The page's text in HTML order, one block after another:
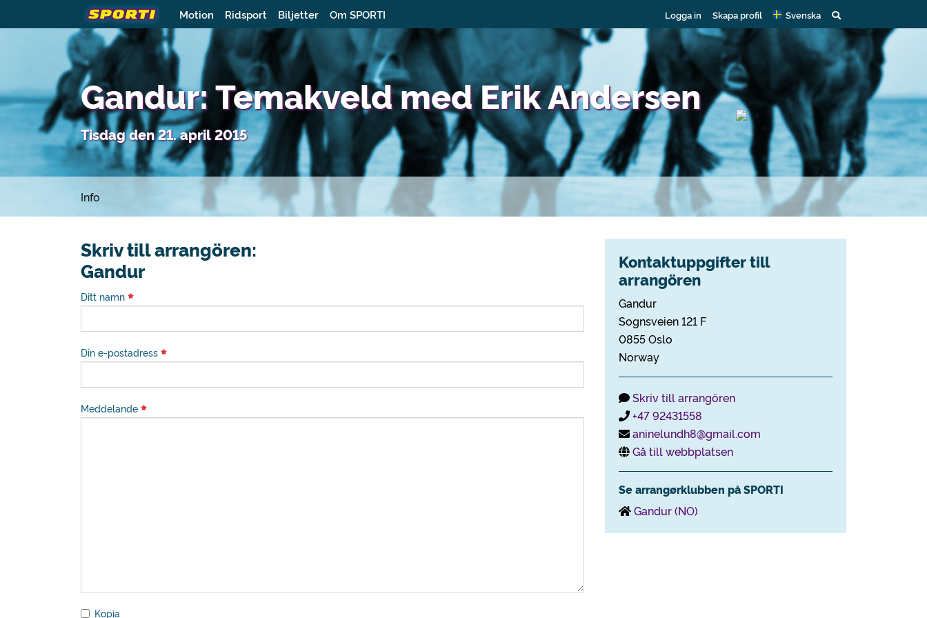
Motion Ridsport Biljetter Om SPORTI Logga in Skapa profil Svenska
Gandur: Temakveld med Erik Andersen
Tisdag den 21. april 2015
Info
Skriv till arrangören:
Gandur
Ditt namn
Din e-postadress
Meddelande
Kopia
Kontaktuppgifter till
arrangören
Gandur
Sognsveien 121 F
0855 Oslo
Norway
Skriv till arrangören
+47 92431558
aninelundh8@gmail.com
Gå till webbplatsen
Se arrangørklubben på SPORTI
Gandur (NO)